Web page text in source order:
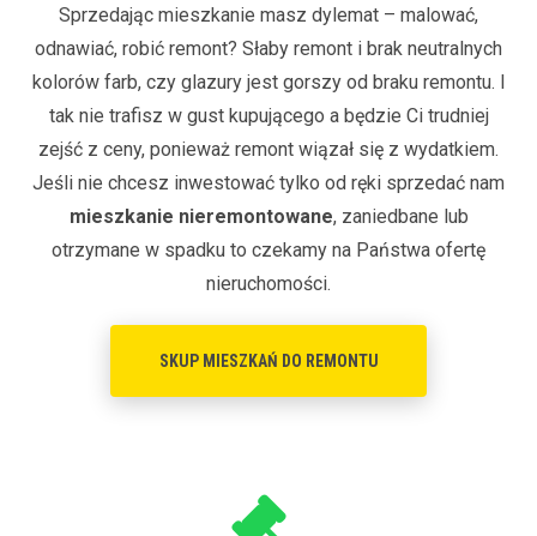
Sprzedając mieszkanie masz dylemat – malować,
odnawiać, robić remont? Słaby remont i brak neutralnych
kolorów farb, czy glazury jest gorszy od braku remontu. I
tak nie trafisz w gust kupującego a będzie Ci trudniej
zejść z ceny, ponieważ remont wiązał się z wydatkiem.
Jeśli nie chcesz inwestować tylko od ręki sprzedać nam
mieszkanie nieremontowane, zaniedbane lub
otrzymane w spadku to czekamy na Państwa ofertę
nieruchomości.
SKUP MIESZKAŃ DO REMONTU